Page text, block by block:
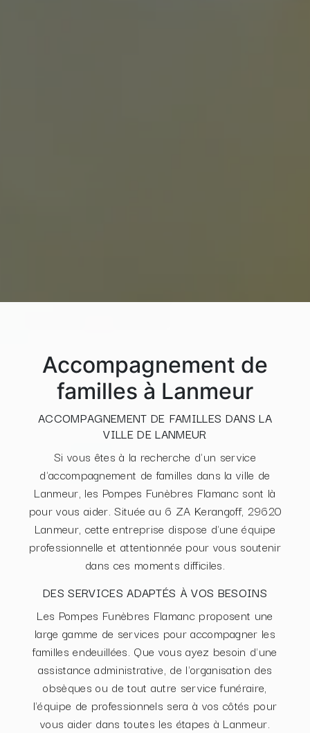
Accompagnement de
familles à Lanmeur
ACCOMPAGNEMENT DE FAMILLES DANS LA
VILLE DE LANMEUR
Si vous êtes à la recherche d'un service
d'accompagnement de familles dans la ville de
Lanmeur, les Pompes Funèbres Flamanc sont là
pour vous aider. Située au 6 ZA Kerangoff, 29620
Lanmeur, cette entreprise dispose d'une équipe
professionnelle et attentionnée pour vous soutenir
dans ces moments difficiles.
DES SERVICES ADAPTÉS À VOS BESOINS
Les Pompes Funèbres Flamanc proposent une
large gamme de services pour accompagner les
familles endeuillées. Que vous ayez besoin d'une
assistance administrative, de l'organisation des
obsèques ou de tout autre service funéraire,
l'équipe de professionnels sera à vos côtés pour
vous aider dans toutes les étapes à Lanmeur.